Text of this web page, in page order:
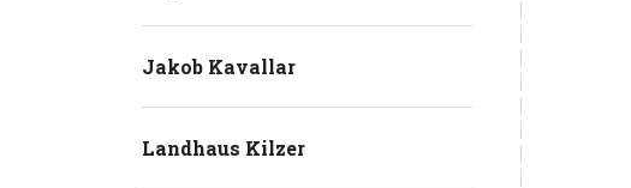
Jakob Kavallar
Landhaus Kilzer